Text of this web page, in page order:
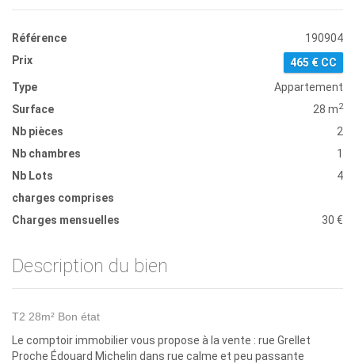
Référence
190904
Prix
465 € CC
Type
Appartement
Surface
28 m2
Nb pièces
2
Nb chambres
1
Nb Lots
4
charges comprises
Charges mensuelles
30 €
Description du bien
T2 28m² Bon état
Le comptoir immobilier vous propose à la vente : rue Grellet
Proche Édouard Michelin dans rue calme et peu passante